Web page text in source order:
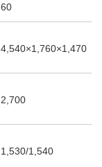
60
4,540×1,760×1,470
2,700
1,530/1,540